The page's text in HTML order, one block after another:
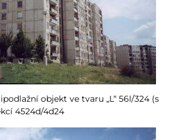
objekt ve tvaru „L“ 56l/324 (s
4524d/4d24